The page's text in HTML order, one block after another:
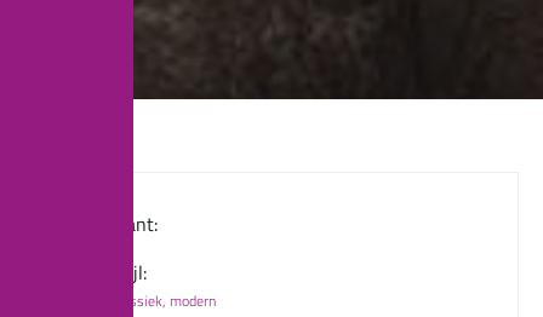
Klant:
Stijl:
Klassiek, modern